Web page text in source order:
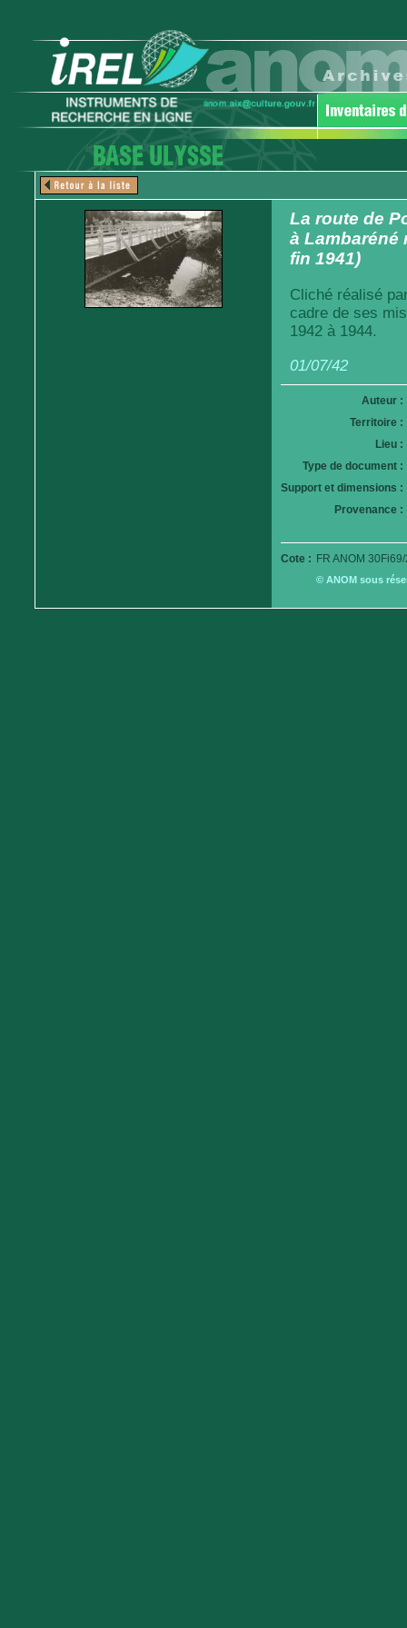
La route de
à Lambaréné
fin 1941)
Cliché réalisé
cadre de ses
1942 à 1944.
01/07/42
Auteur :
Territoire :
Lieu :
Type de document :
Support et dimensions :
Provenance :
Cote : FR ANOM
© ANOM sous